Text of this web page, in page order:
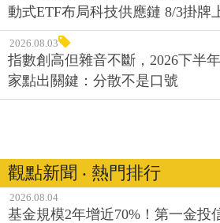
動式ETF布局科技供應鏈 8/3掛牌
2026.08.03
指數創高但雜音不斷，2026下半
家點出關鍵：分散不是口號
觀點新聞 ‧ 熱門排行
2026.08.04
基金規模2年增近70%！第一金投